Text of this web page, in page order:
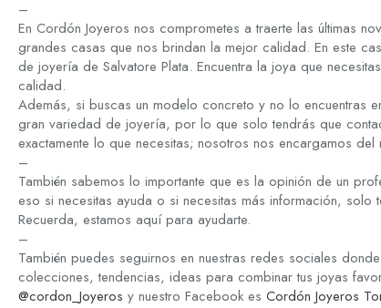
–
En Cordón Joyeros nos comprometes a traerte las últimas
grandes casas que nos brindan la mejor calidad. En este
de joyería de Salvatore Plata. Encuentra la joya que
calidad.
Además, si buscas un modelo concreto y no lo encuentras
gran variedad de joyería, por lo que solo tendrás que
exactamente lo que necesitas; nosotros nos encargamos del
–
También sabemos lo importante que es la opinión de un
eso si necesitas ayuda o si necesitas más información, solo
Recuerda, estamos aquí para ayudarte.
–
También puedes seguirnos en nuestras redes sociales
colecciones, tendencias, ideas para combinar tus joyas
@cordon_Joyeros y nuestro Facebook es Cordón Joyeros